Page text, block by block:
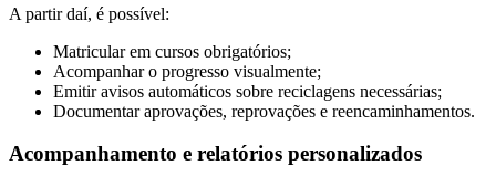
A partir daí, é possível:
Matricular em cursos obrigatórios;
Acompanhar o progresso visualmente;
Emitir avisos automáticos sobre reciclagens necessárias;
Documentar aprovações, reprovações e reencaminhamentos.
Acompanhamento e relatórios personalizados